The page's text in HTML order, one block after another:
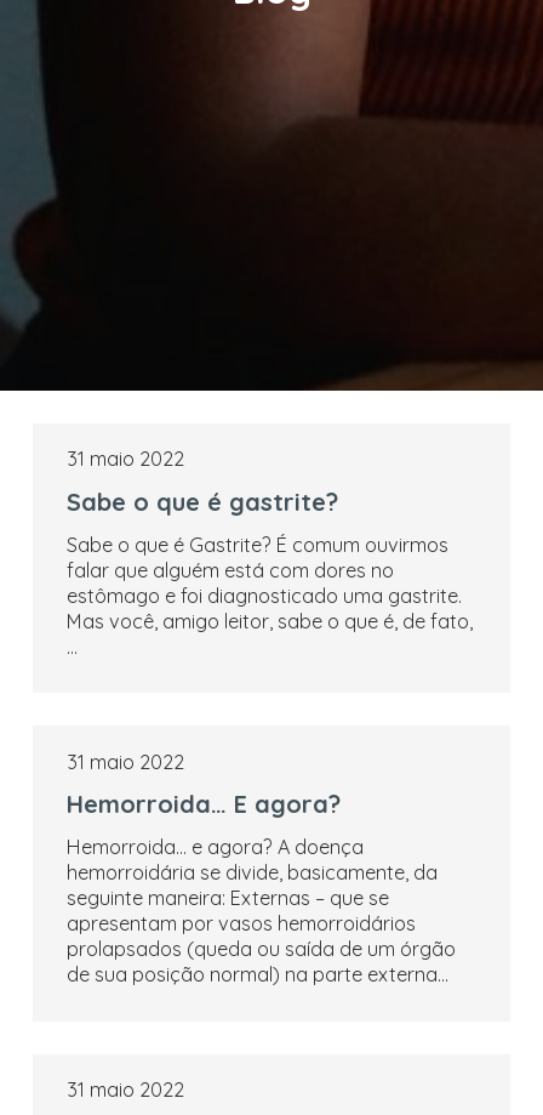
31 maio 2022
Sabe o que é gastrite?
Sabe o que é Gastrite? É comum ouvirmos
falar que alguém está com dores no
estômago e foi diagnosticado uma gastrite.
Mas você, amigo leitor, sabe o que é, de fato,
…
31 maio 2022
Hemorroida… E agora?
Hemorroida… e agora? A doença
hemorroidária se divide, basicamente, da
seguinte maneira: Externas – que se
apresentam por vasos hemorroidários
prolapsados (queda ou saída de um órgão
de sua posição normal) na parte externa…
31 maio 2022